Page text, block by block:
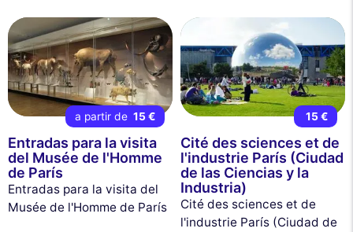
a partir de 15 €
Entradas para la visita
del Musée de l'Homme
de París
Entradas para la visita del
Musée de l'Homme de París
15 €
Cité des sciences et de
l'industrie París (Ciudad
de las Ciencias y la
Industria)
Cité des sciences et de
l'industrie París (Ciudad de